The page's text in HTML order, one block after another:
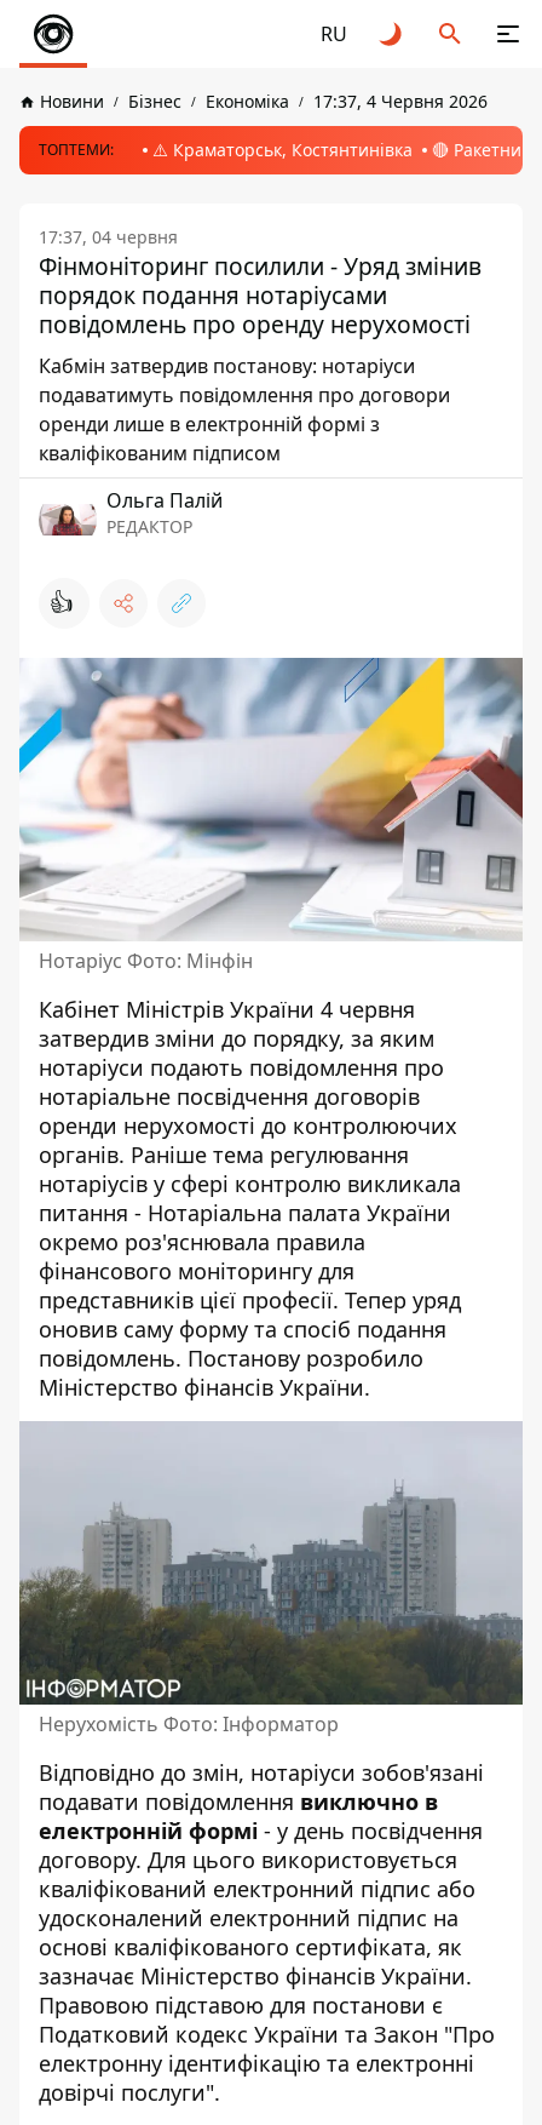
RU
Новини Бізнес Економіка 17:37, 4 Червня 2026
ТОПТЕМИ: ⚠️ Краматорськ, Костянтинівка 🔴 Ракетний
17:37, 04 червня
Фінмоніторинг посилили - Уряд змінив
порядок подання нотаріусами
повідомлень про оренду нерухомості
Кабмін затвердив постанову: нотаріуси
подаватимуть повідомлення про договори
оренди лише в електронній формі з
кваліфікованим підписом
Ольга Палій
РЕДАКТОР
👍
Нотаріус Фото: Мінфін
Кабінет Міністрів України 4 червня
затвердив зміни до порядку, за яким
нотаріуси подають повідомлення про
нотаріальне посвідчення договорів
оренди нерухомості до контролюючих
органів. Раніше тема регулювання
нотаріусів у сфері контролю викликала
питання - Нотаріальна палата України
окремо роз'яснювала правила
фінансового моніторингу для
представників цієї професії. Тепер уряд
оновив саму форму та спосіб подання
повідомлень. Постанову розробило
Міністерство фінансів України.
Нерухомість Фото: Інформатор
Відповідно до змін, нотаріуси зобов'язані
подавати повідомлення виключно в
електронній формі - у день посвідчення
договору. Для цього використовується
кваліфікований електронний підпис або
удосконалений електронний підпис на
основі кваліфікованого сертифіката, як
зазначає Міністерство фінансів України.
Правовою підставою для постанови є
Податковий кодекс України та Закон "Про
електронну ідентифікацію та електронні
довірчі послуги".